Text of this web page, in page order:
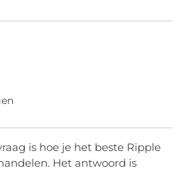
is hoe je het beste Ripple
Het antwoord is